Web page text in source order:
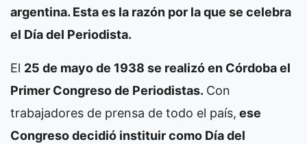
argentina. Esta es la razón por la que se celebra
el Día del Periodista.
El 25 de mayo de 1938 se realizó en Córdoba el
Primer Congreso de Periodistas. Con
trabajadores de prensa de todo el país, ese
Congreso decidió instituir como Día del